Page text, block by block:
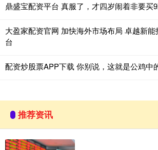
鼎盛宝配资平台 真服了，才四岁闹着非要买
大盈家配资官网 加快海外市场布局 卓越新
台
配资炒股票APP下载 你别说，这就是公鸡中
推荐资讯